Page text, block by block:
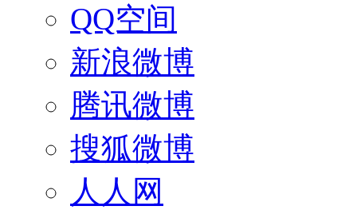
QQ空间
新浪微博
腾讯微博
搜狐微博
人人网